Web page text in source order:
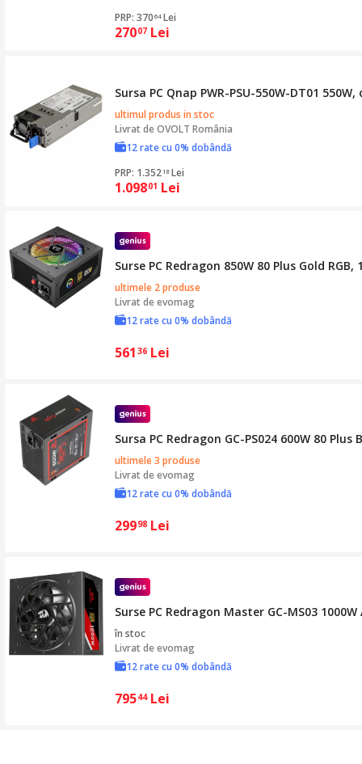
PRP: 370 64 Lei
27007 Lei
Sursa PC Qnap PWR-PSU-550W-DT01
ultimul produs in stoc
Livrat deOVOLT România
12 rate cu 0% dobândă
PRP: 1.35218 Lei
1.09801 Lei
Surse PC Redragon 850W 80 Plus Gold
ultimele 2 produse
Livrat deevomag
12 rate cu 0% dobândă
561 36 Lei
Sursa PC Redragon GC-PS024 600W 80
ultimele 3 produse
Livrat deevomag
12 rate cu 0% dobândă
29998 Lei
Surse PC Redragon Master GC-MS03
în stoc
Livrat deevomag
12 rate cu 0% dobândă
79544 Lei